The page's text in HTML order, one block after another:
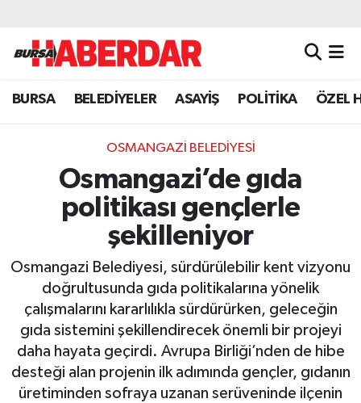
BURSA BELEDİYELER ASAYİŞ POLİTİKA ÖZEL
OSMANGAZİ BELEDİYESİ
Osmangazi’de gıda
politikası gençlerle
şekilleniyor
Osmangazi Belediyesi, sürdürülebilir kent vizyonu
doğrultusunda gıda politikalarına yönelik
çalışmalarını kararlılıkla sürdürürken, geleceğin
gıda sistemini şekillendirecek önemli bir projeyi
daha hayata geçirdi. Avrupa Birliği’nden de hibe
desteği alan projenin ilk adımında gençler, gıdanın
üretiminden sofraya uzanan serüveninde ilçenin
Hava Durumu
Trafik Durumu
Süper Lig Puan Durumu ve Fikstür
Tüm Manşetler
Son Dakika Haberleri
Haber Arşivi